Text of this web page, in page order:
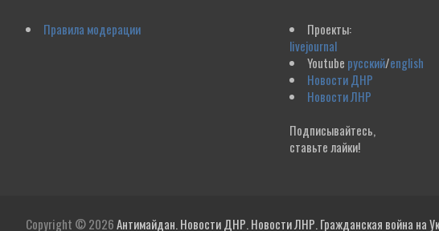
Правила модерации
Проекты:
livejournal
Youtube русский/english
Новости ДНР
Новости ЛНР
Подписывайтесь,
ставьте лайки!
Copyright © 2026Антимайдан. Новости ДНР. Новости ЛНР. Гражданская война на